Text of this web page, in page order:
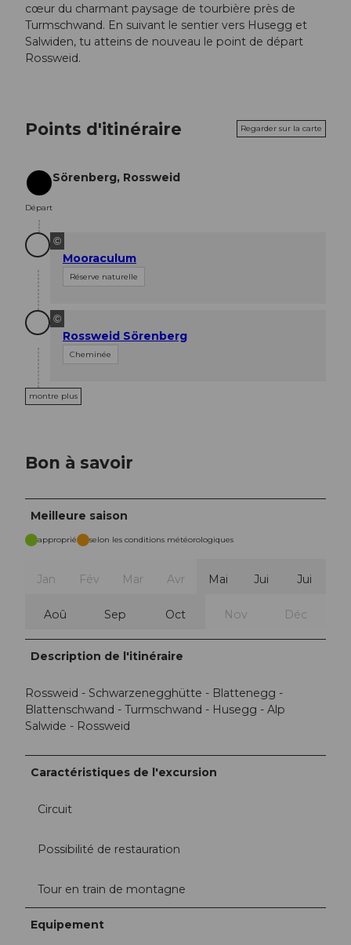
cœur du charmant paysage de tourbière près de
Turmschwand. En suivant le sentier vers Husegg et
Salwiden, tu atteins de nouveau le point de départ
Rossweid.
Points d'itinéraire Regarder sur la carte
Départ
Départ
Sörenberg, Rossweid
©
Mooraculum
Réserve naturelle
©
Rossweid Sörenberg
Cheminée
montre plus
Bon à savoir
Meilleure saison
approprié selon les conditions météorologiques
Jan Fév Mar Avr Mai Jui Jui
Aoû Sep Oct Nov Déc
Description de l'itinéraire
Rossweid - Schwarzenegghütte - Blattenegg -
Blattenschwand - Turmschwand - Husegg - Alp
Salwide - Rossweid
Caractéristiques de l'excursion
Circuit
Possibilité de restauration
Tour en train de montagne
Equipement